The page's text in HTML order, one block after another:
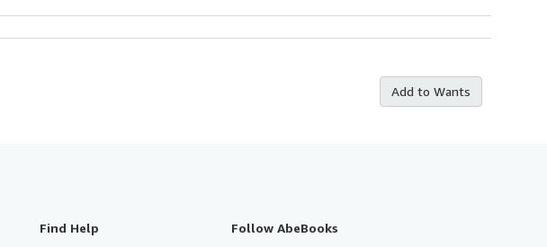
Add to Wants
Find Help Follow AbeBooks